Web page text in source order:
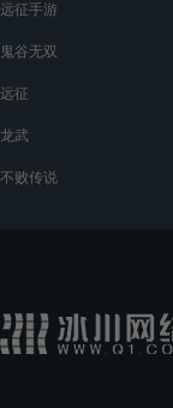
远征手游
鬼谷无双
远征
龙武
不败传说